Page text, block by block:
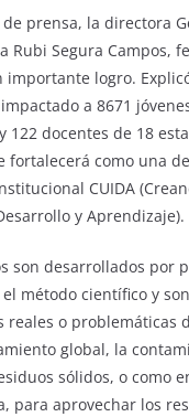
prensa, la directora
Rubi Segura Campos,
importante logro.
a 8671
122 docentes de 18
fortalecerá como una
CUIDA
y Aprendizaje).
son desarrollados por
el método científico y
reales o problemáticas
global, la
sólidos, o como
para aprovechar los